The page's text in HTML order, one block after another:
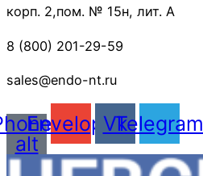
корп. 2,пом. № 15н, лит. А
8 (800) 201-29-59
sales@endo-nt.ru
alt
EnvelopeVkTelegram